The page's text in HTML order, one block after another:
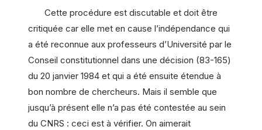
Cette procédure est discutable et doit être
critiquée car elle met en cause l’indépendance qui
a été reconnue aux professeurs d’Université par le
Conseil constitutionnel dans une décision (83-165)
du 20 janvier 1984 et qui a été ensuite étendue à
bon nombre de chercheurs. Mais il semble que
jusqu’à présent elle n’a pas été contestée au sein
du CNRS : ceci est à vérifier. On aimerait